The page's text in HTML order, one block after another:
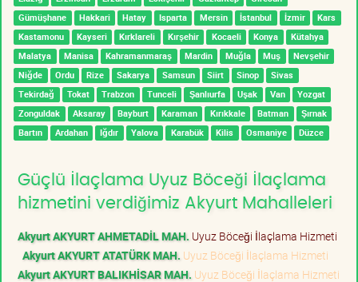
Gümüşhane
Hakkari Hatay Isparta Mersin İstanbul İzmir
Kars
Kastamonu
Kayseri Kırklareli Kırşehir Kocaeli Konya
Kütahya
Malatya
Manisa Kahramanmaraş Mardin Muğla Muş
Nevşehir
Niğde
Ordu Rize Sakarya Samsun Siirt Sinop
Sivas
Tekirdağ
Tokat Trabzon Tunceli Şanlıurfa Uşak Van
Yozgat
Zonguldak
Aksaray Bayburt Karaman Kırıkkale Batman
Şırnak
Bartın
Ardahan Iğdır Yalova Karabük Kilis Osmaniye Düzce
Güçlü İlaçlama Uyuz Böceği İlaçlama
hizmetini verdiğimiz Akyurt Mahalleleri
Akyurt AKYURT AHMETADİL MAH. Uyuz Böceği İlaçlama Hizmeti
Akyurt AKYURT ATATÜRK MAH. Uyuz Böceği İlaçlama Hizmeti
Akyurt AKYURT BALIKHİSAR MAH. Uyuz Böceği İlaçlama Hizmeti